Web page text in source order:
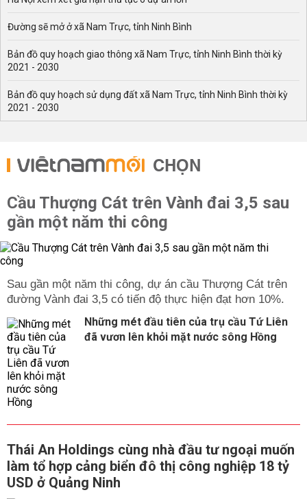
Đường sẽ mở ở xã Nam Trực, tỉnh Ninh Bình
Bản đồ quy hoạch giao thông xã Nam Trực, tỉnh Ninh Bình thời kỳ
2021 - 2030
Bản đồ quy hoạch sử dụng đất xã Nam Trực, tỉnh Ninh Bình thời kỳ
2021 - 2030
CHỌN
Cầu Thượng Cát trên Vành đai 3,5 sau
gần một năm thi công
Sau gần một năm thi công, dự án cầu Thượng Cát trên
đường Vành đai 3,5 có tiến độ thực hiện đạt hơn 10%.
Những mét đầu tiên của trụ cầu Tứ Liên
đã vươn lên khỏi mặt nước sông Hồng
Thái An Holdings cùng nhà đầu tư ngoại muốn
làm tổ hợp cảng biển đô thị công nghiệp 18 tỷ
USD ở Quảng Ninh